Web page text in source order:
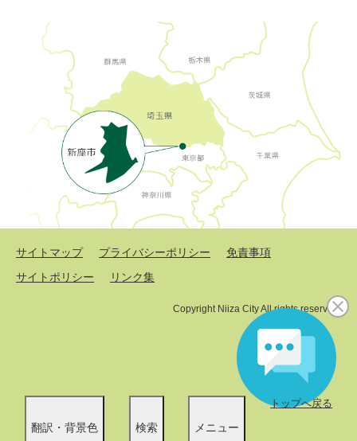
翻訳・背景色 検索 メニュー
トップへ戻る
サイトマップ プライバシーポリシー
免責事項
サイトポリシー
リンク集
Copyright Niiza City All rights reserved.